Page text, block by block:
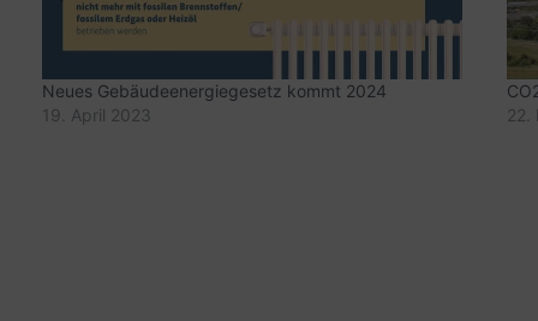
Neues Gebäudeenergiegesetz kommt 2024
19. April 2023
22.